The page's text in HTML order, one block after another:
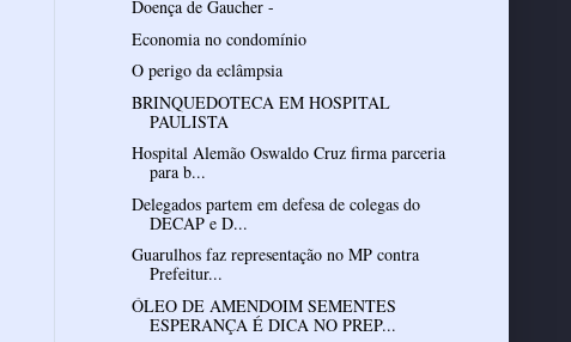
Doença de Gaucher -
Economia no condomínio
O perigo da eclâmpsia
BRINQUEDOTECA EM HOSPITAL
PAULISTA
Hospital Alemão Oswaldo Cruz firma parceria
para b...
Delegados partem em defesa de colegas do
DECAP e D...
Guarulhos faz representação no MP contra
Prefeitur...
ÓLEO DE AMENDOIM SEMENTES
ESPERANÇA É DICA NO PREP...